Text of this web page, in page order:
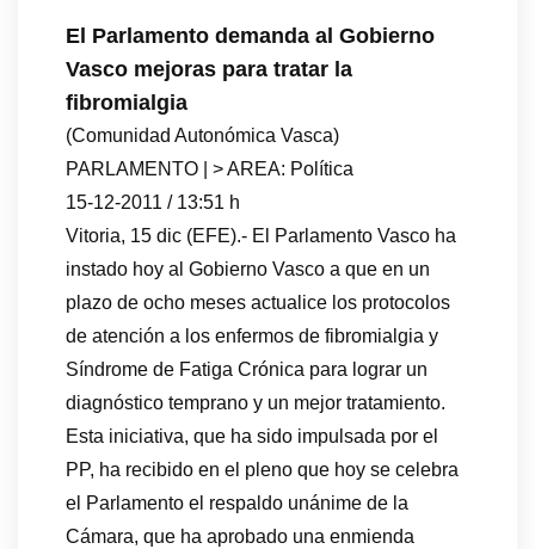
El Parlamento demanda al Gobierno
Vasco mejoras para tratar la
fibromialgia
(Comunidad Autonómica Vasca)
PARLAMENTO | > AREA: Política
15-12-2011 / 13:51 h
Vitoria, 15 dic (EFE).- El Parlamento Vasco ha
instado hoy al Gobierno Vasco a que en un
plazo de ocho meses actualice los protocolos
de atención a los enfermos de fibromialgia y
Síndrome de Fatiga Crónica para lograr un
diagnóstico temprano y un mejor tratamiento.
Esta iniciativa, que ha sido impulsada por el
PP, ha recibido en el pleno que hoy se celebra
el Parlamento el respaldo unánime de la
Cámara, que ha aprobado una enmienda